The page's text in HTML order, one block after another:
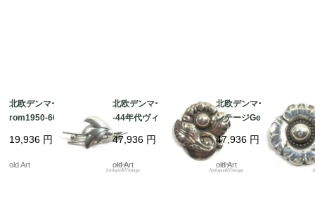
北欧デンマーク製N.E.F
rom1950-60年代ヴィ
ンテージスターリング
シルバー銀製リーフブ
19,936 円
old Art
北欧デンマーク製1933
-44年代ヴィンテージG
eorg Jensenジョージ
ジェンセンスターリン
グシルバー銀製フロー
ラルブローチ#71【N-2
47,936 円
old Art
北欧デンマーク製ヴィ
ンテージGeorg Jense
nジョージジェンセンス
ターリングシルバー銀
製植物ブローチ#189 B
【N-22032】 @
47,936 円
old Art